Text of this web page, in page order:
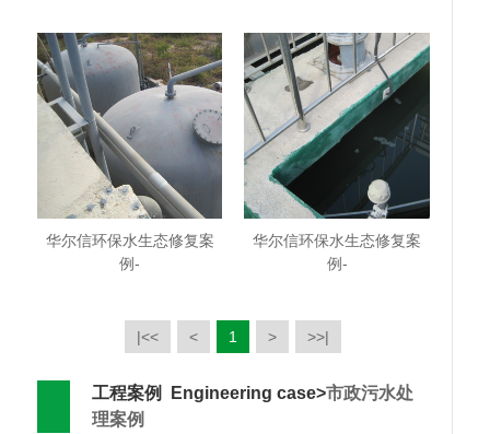
华尔信环保水生态修复案
例-
华尔信环保水生态修复案
例-
|<< < 1 > >>|
工程案例 Engineering case>市政污水处
理案例